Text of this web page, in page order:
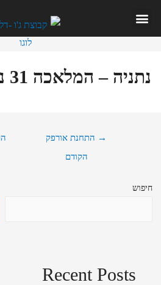
נתניה – המלאכה 31 נתניה
→ התחנת אורפק
הקודם
חיפוש
Recent Posts